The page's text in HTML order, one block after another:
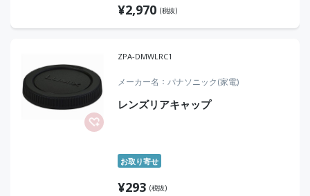
¥2,970 (税抜)
ZPA-DMWLRC1
メーカー名 パナソニック(家電)
レンズリアキャップ
お取り寄せ
¥293 (税抜)